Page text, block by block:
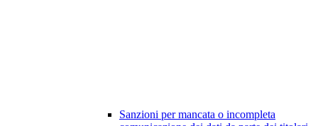
Sanzioni per mancata o incompleta